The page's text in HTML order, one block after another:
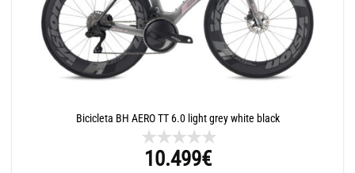
Bicicleta BH AERO TT 6.0 light grey white black
10.499€